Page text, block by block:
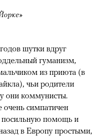
шутки вдруг
гуманизм,
из приюта (в
чьи родители
они коммунисты.
симпатичен
посильную помощь и
в Европу простыми,